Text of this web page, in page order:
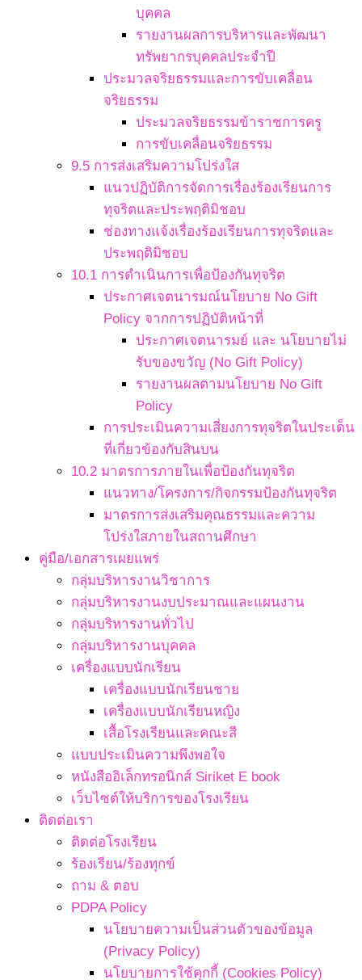
บุคคล
รายงานผลการบริหารและพัฒนา
ทรัพยากรบุคคลประจำปี
ประมวลจริยธรรมและการขับเคลื่อน
จริยธรรม
ประมวลจริยธรรมข้าราชการครู
การขับเคลื่อนจริยธรรม
9.5 การส่งเสริมความโปร่งใส
แนวปฏิบัติการจัดการเรื่องร้องเรียนการ
ทุจริตและประพฤติมิชอบ
ช่องทางแจ้งเรื่องร้องเรียนการทุจริตและ
ประพฤติมิชอบ
10.1 การดำเนินการเพื่อป้องกันทุจริต
ประกาศเจตนารมณ์นโยบาย No Gift
Policy จากการปฏิบัติหน้าที่
ประกาศเจตนารมย์ และ นโยบายไม่
รับของขวัญ (No Gift Policy)
รายงานผลตามนโยบาย No Gift
Policy
การประเมินความเสี่ยงการทุจริตในประเด็น
ที่เกี่ยวข้องกับสินบน
10.2 มาตรการภายในเพื่อป้องกันทุจริต
แนวทาง/โครงการ/กิจกรรมป้องกันทุจริต
มาตรการส่งเสริมคุณธรรมและความ
โปร่งใสภายในสถานศึกษา
คู่มือ/เอกสารเผยแพร่
กลุ่มบริหารงานวิชาการ
กลุ่มบริหารงานงบประมาณและแผนงาน
กลุ่มบริหารงานทั่วไป
กลุ่มบริหารงานบุคคล
เครื่องแบบนักเรียน
เครื่องแบบนักเรียนชาย
เครื่องแบบนักเรียนหญิง
เสื้อโรงเรียนและคณะสี
แบบประเมินความพึงพอใจ
หนังสืออิเล็กทรอนิกส์ Siriket E book
เว็บไซต์ให้บริการของโรงเรียน
ติดต่อเรา
ติดต่อโรงเรียน
ร้องเรียน/ร้องทุกข์
ถาม & ตอบ
PDPA Policy
นโยบายความเป็นส่วนตัวของข้อมูล
(Privacy Policy)
นโยบายการใช้คุกกี้ (Cookies Policy)